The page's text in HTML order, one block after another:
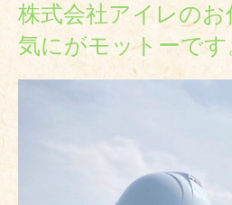
株式会社アイレの
気にがモットーです